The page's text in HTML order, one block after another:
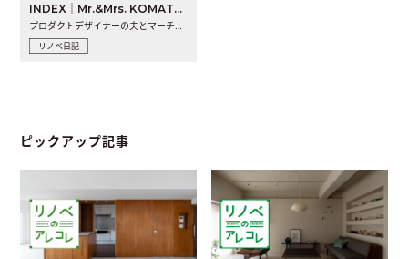
INDEX｜Mr.&Mrs. KOMATSU renovation diary
プロダクトデザイナーの夫とマーチャンダイザーの妻が、夫婦で..
リノベ日記
ピックアップ記事